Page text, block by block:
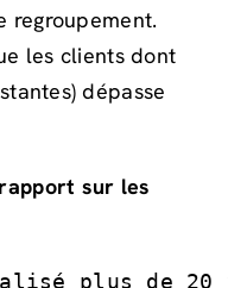
regroupement.
les clients dont
dépasse
sur les
plus de 20